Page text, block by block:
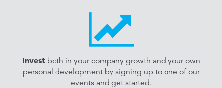
Investboth in your company growth and your own
personal development by signing up to one of our
events and get started.